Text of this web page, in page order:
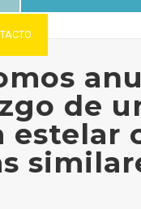
de
estelar